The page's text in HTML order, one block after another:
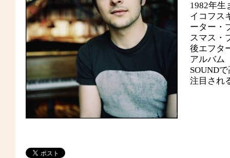
1982年生
イコフス
ーター・
スマス・
後エフタ
アルバム
SOUND
注目され